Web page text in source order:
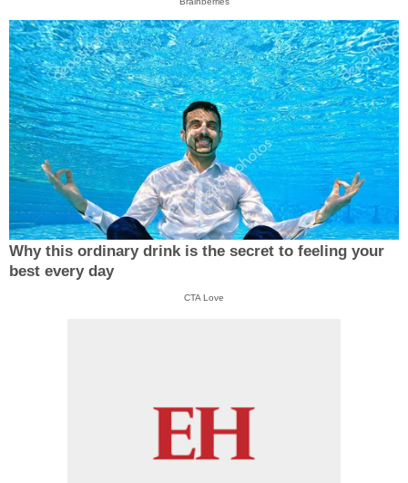
Why this ordinary drink is the secret to feeling your
best every day
CTA Love